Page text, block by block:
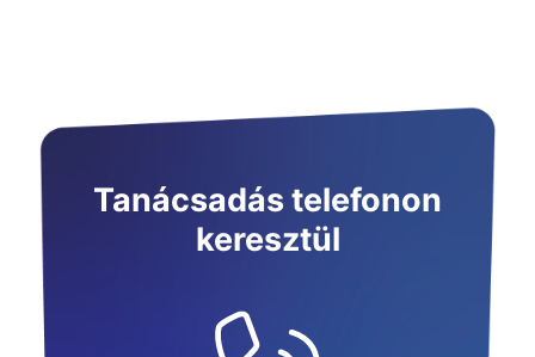
Tanácsadás telefonon
keresztül